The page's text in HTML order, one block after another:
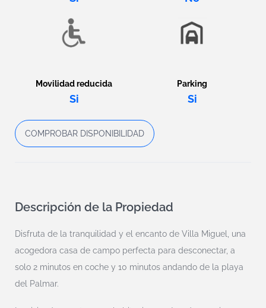
Movilidad reducida
Si
Parking
Si
COMPROBAR DISPONIBILIDAD
Descripción de la Propiedad
Disfruta de la tranquilidad y el encanto de Villa Miguel, una
acogedora casa de campo perfecta para desconectar, a
solo 2 minutos en coche y 10 minutos andando de la playa
del Palmar.